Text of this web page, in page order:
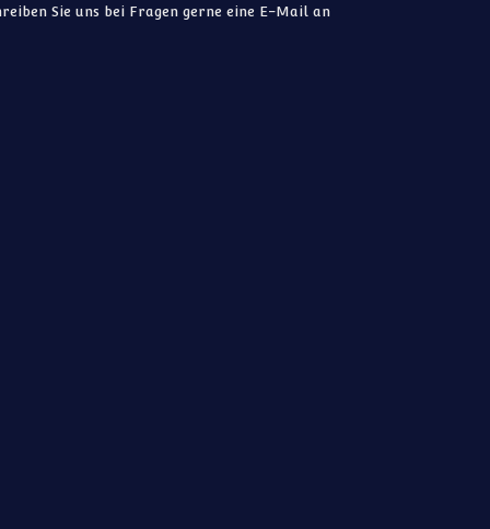
Sie uns bei Fragen gerne eine E-Mail an